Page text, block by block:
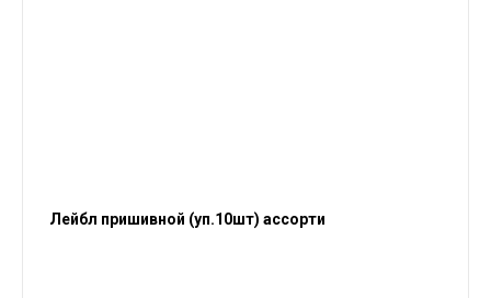
Лейбл пришивной (уп.10шт) ассорти